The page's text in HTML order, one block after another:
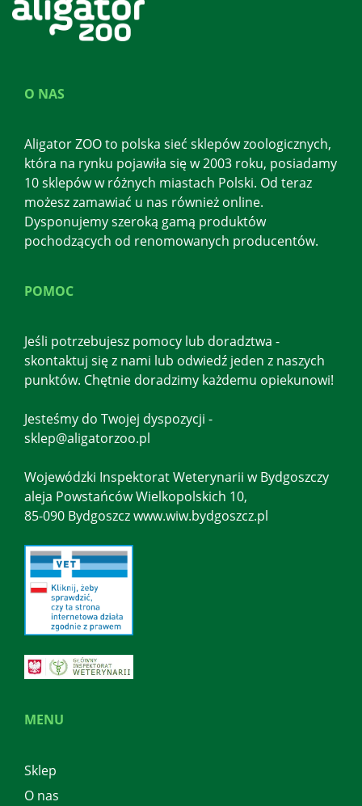
O NAS
Aligator ZOO to polska sieć sklepów zoologicznych,
która na rynku pojawiła się w 2003 roku, posiadamy
10 sklepów w różnych miastach Polski. Od teraz
możesz zamawiać u nas również online.
Dysponujemy szeroką gamą produktów
pochodzących od renomowanych producentów.
MENU
Sklep
O nas
POMOC
Jeśli potrzebujesz pomocy lub doradztwa -
skontaktuj się z nami lub odwiedź jeden z naszych
punktów. Chętnie doradzimy każdemu opiekunowi!
Jesteśmy do Twojej dyspozycji -
sklep@aligatorzoo.pl
Wojewódzki Inspektorat Weterynarii w Bydgoszczy
aleja Powstańców Wielkopolskich 10,
85-090 Bydgoszcz www.wiw.bydgoszcz.pl